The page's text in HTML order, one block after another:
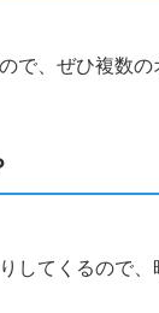
で、ぜひ複数
してくるので、